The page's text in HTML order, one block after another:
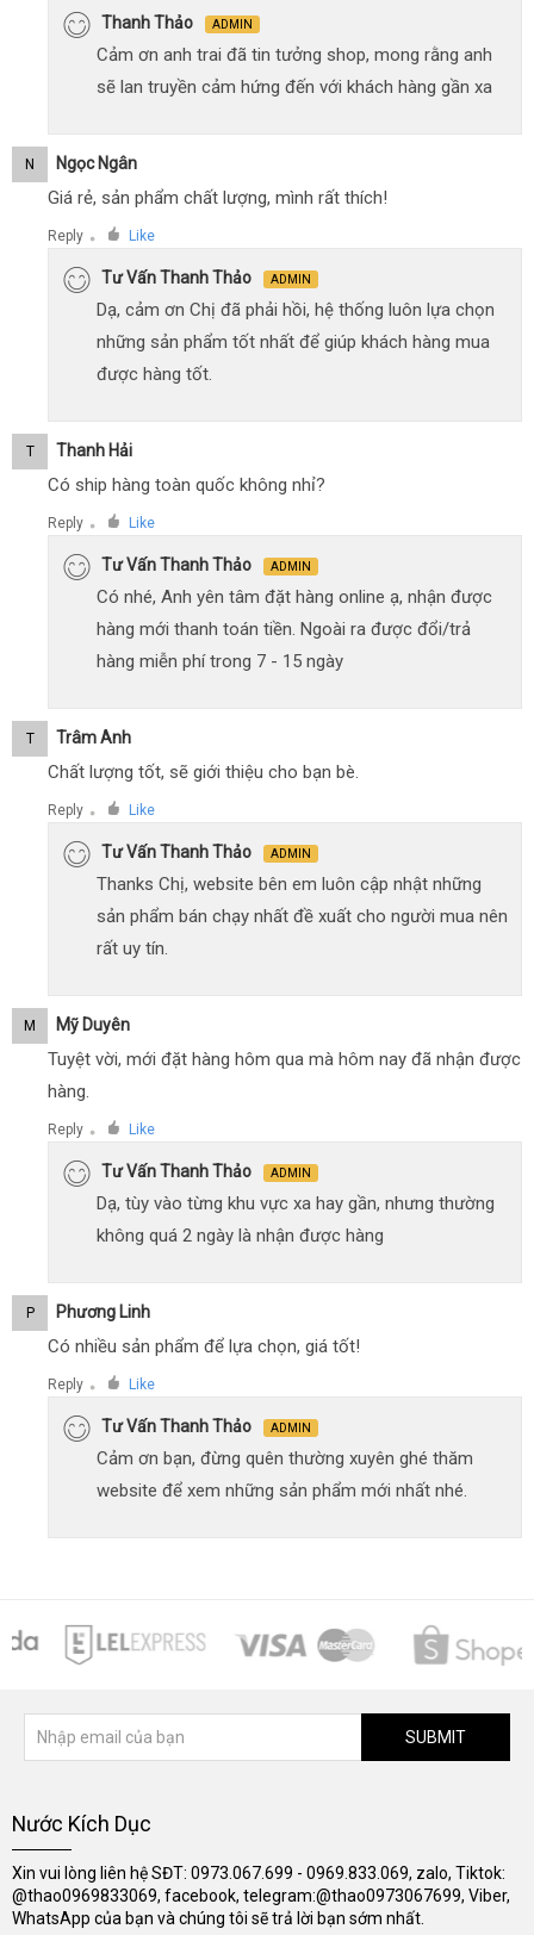
Thanh Thảo ADMIN
Cảm ơn anh trai đã tin tưởng shop, mong rằng anh
sẽ lan truyền cảm hứng đến với khách hàng gần xa
N Ngọc Ngân
Giá rẻ, sản phẩm chất lượng, mình rất thích!
Reply ● Like
Tư Vấn Thanh Thảo ADMIN
Dạ, cảm ơn Chị đã phải hồi, hệ thống luôn lựa chọn
những sản phẩm tốt nhất để giúp khách hàng mua
được hàng tốt.
T Thanh Hải
Có ship hàng toàn quốc không nhỉ?
Reply ● Like
Tư Vấn Thanh Thảo ADMIN
Có nhé, Anh yên tâm đặt hàng online ạ, nhận được
hàng mới thanh toán tiền. Ngoài ra được đổi/trả
hàng miễn phí trong 7 - 15 ngày
T Trâm Anh
Chất lượng tốt, sẽ giới thiệu cho bạn bè.
Reply ● Like
Tư Vấn Thanh Thảo ADMIN
Thanks Chị, website bên em luôn cập nhật những
sản phẩm bán chạy nhất đề xuất cho người mua nên
rất uy tín.
M Mỹ Duyên
Tuyệt vời, mới đặt hàng hôm qua mà hôm nay đã nhận được
hàng.
Reply ● Like
Tư Vấn Thanh Thảo ADMIN
Dạ, tùy vào từng khu vực xa hay gần, nhưng thường
không quá 2 ngày là nhận được hàng
P Phương Linh
Có nhiều sản phẩm để lựa chọn, giá tốt!
Reply ● Like
Tư Vấn Thanh Thảo ADMIN
Cảm ơn bạn, đừng quên thường xuyên ghé thăm
website để xem những sản phẩm mới nhất nhé.
SUBMIT
Nước Kích Dục
Xin vui lòng liên hệ SĐT: 0973.067.699 - 0969.833.069, zalo, Tiktok:
@thao0969833069, facebook, telegram:@thao0973067699, Viber,
WhatsApp của bạn và chúng tôi sẽ trả lời bạn sớm nhất.